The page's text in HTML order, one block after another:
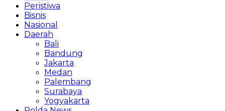
Peristiwa
Bisnis
Nasional
Daerah
Bali
Bandung
Jakarta
Medan
Palembang
Surabaya
Yogyakarta